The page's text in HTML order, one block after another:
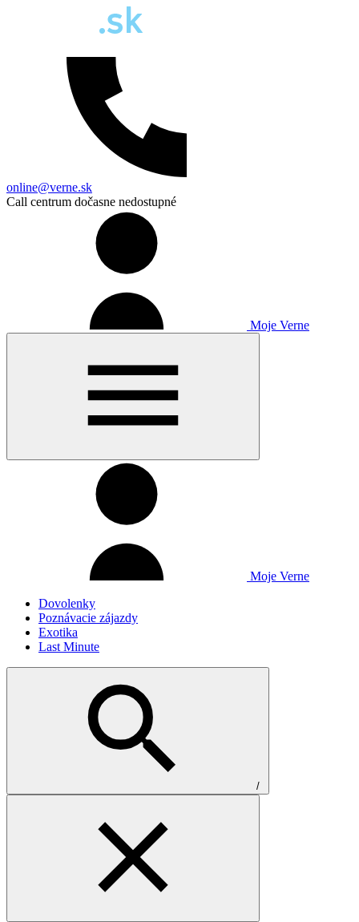
online@verne.sk
Call centrum dočasne nedostupné
Moje Verne
Moje Verne
Dovolenky
Poznávacie zájazdy
Exotika
Last Minute
/